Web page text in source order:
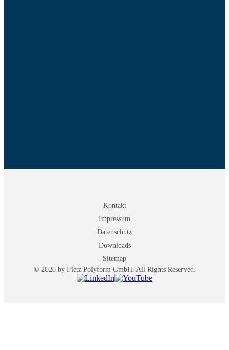
Kontakt
Impressum
Datenschutz
Downloads
Sitemap
© 2026 by Fietz Polyform GmbH. All Rights Reserved.